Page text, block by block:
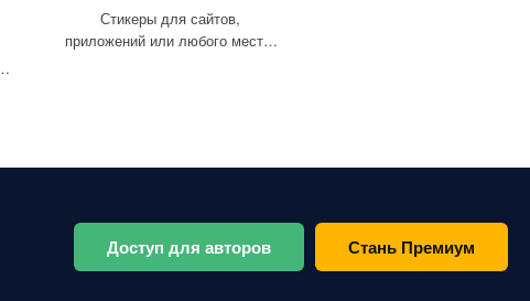
Стикеры для сайтов,
приложений или любого места,
Доступ для авторов Стань Премиум